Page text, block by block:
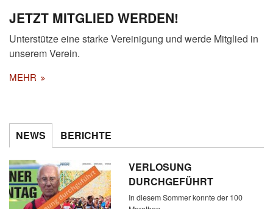
JETZT MITGLIED WERDEN!
Unterstütze eine starke Vereinigung und werde Mitglied in
unserem Verein.
MEHR
NEWS BERICHTE
VERLOSUNG
DURCHGEFÜHRT
In diesem Sommer konnte der 100